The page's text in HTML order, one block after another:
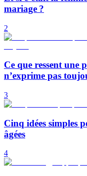
mariage ?
2
Ce que ressent une
n’exprime pas
3
Cinq idées simples
âgées
4